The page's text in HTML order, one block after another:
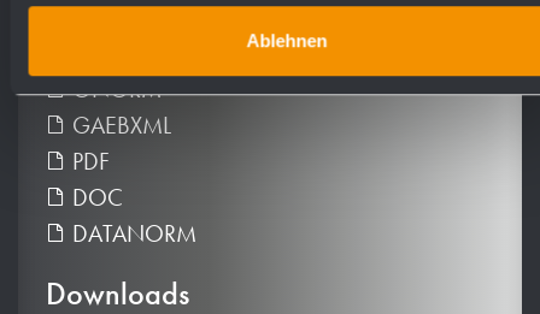
Ablehnen
TXT
ÖNORM
GAEBXML
PDF
DOC
DATANORM
Downloads